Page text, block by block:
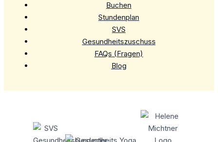
Buchen
Stundenplan
SVS
Gesundheitszuschuss
FAQs (Fragen)
Blog